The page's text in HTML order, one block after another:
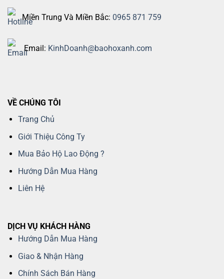
Miền Trung Và Miền Bắc: 0965 871 759
Email: KinhDoanh@baohoxanh.com
VỀ CHÚNG TÔI
Trang Chủ
Giới Thiệu Công Ty
Mua Bảo Hộ Lao Động ?
Hướng Dẫn Mua Hàng
Liên Hệ
DỊCH VỤ KHÁCH HÀNG
Hướng Dẫn Mua Hàng
Giao & Nhận Hàng
Chính Sách Bán Hàng